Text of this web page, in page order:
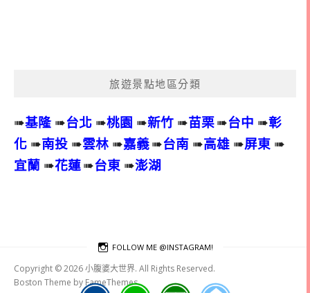
旅遊景點地區分類
➠基隆 ➠台北 ➠桃園 ➠新竹 ➠苗栗➠台中 ➠彰
化 ➠南投 ➠雲林 ➠嘉義➠台南 ➠高雄 ➠屏東 ➠
宜蘭 ➠花蓮➠台東 ➠澎湖
FOLLOW ME @INSTAGRAM!
Copyright © 2026 小腹婆大世界. All Rights Reserved.
Boston Theme by FameThemes